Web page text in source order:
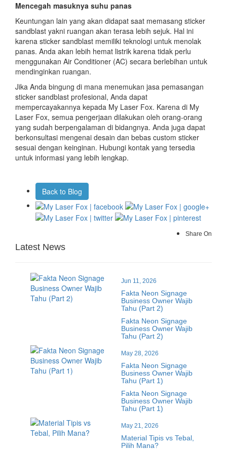
Mencegah masuknya suhu panas
Keuntungan lain yang akan didapat saat memasang sticker
sandblast yakni ruangan akan terasa lebih sejuk. Hal ini
karena sticker sandblast memiliki teknologi untuk menolak
panas. Anda akan lebih hemat listrik karena tidak perlu
menggunakan Air Conditioner (AC) secara berlebihan untuk
mendinginkan ruangan.
Jika Anda bingung di mana menemukan jasa pemasangan
sticker sandblast profesional, Anda dapat
mempercayakannya kepada My Laser Fox. Karena di My
Laser Fox, semua pengerjaan dilakukan oleh orang-orang
yang sudah berpengalaman di bidangnya. Anda juga dapat
berkonsultasi mengenai desain dan bebas custom sticker
sesuai dengan keinginan. Hubungi kontak yang tersedia
untuk informasi yang lebih lengkap.
Back to Blog
Share On
Latest News
Jun 11, 2026
Fakta Neon Signage
Business Owner Wajib
Tahu (Part 2)
Fakta Neon Signage
Business Owner Wajib
Tahu (Part 2)
May 28, 2026
Fakta Neon Signage
Business Owner Wajib
Tahu (Part 1)
Fakta Neon Signage
Business Owner Wajib
Tahu (Part 1)
May 21, 2026
Material Tipis vs Tebal,
Pilih Mana?